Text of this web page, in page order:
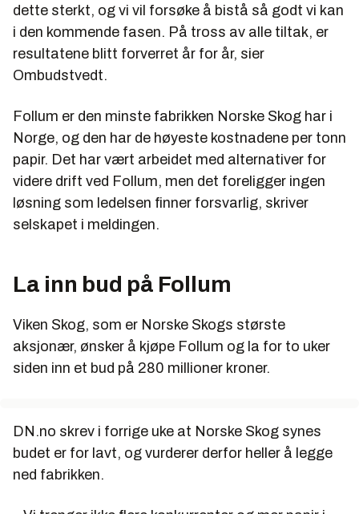
dette sterkt, og vi vil forsøke å bistå så godt vi kan
i den kommende fasen. På tross av alle tiltak, er
resultatene blitt forverret år for år, sier
Ombudstvedt.
Follum er den minste fabrikken Norske Skog har i
Norge, og den har de høyeste kostnadene per tonn
papir. Det har vært arbeidet med alternativer for
videre drift ved Follum, men det foreligger ingen
løsning som ledelsen finner forsvarlig, skriver
selskapet i meldingen.
La inn bud på Follum
Viken Skog, som er Norske Skogs største
aksjonær, ønsker å kjøpe Follum og la for to uker
siden inn et bud på 280 millioner kroner.
DN.no skrev i forrige uke at Norske Skog synes
budet er for lavt, og vurderer derfor heller å legge
ned fabrikken.